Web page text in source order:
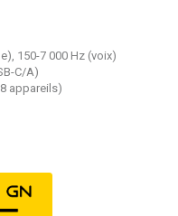
150-7 000 Hz (voix)
C/A)
appareils)